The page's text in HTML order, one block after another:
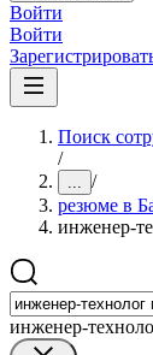
Войти
Войти
Поиск
/
... /
резюме в
инженер-
инженер-